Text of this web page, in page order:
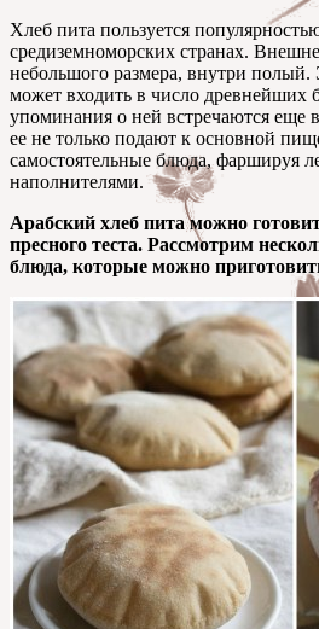
Хлеб пита пользуется
средиземноморских странах.
небольшого размера, внутри
может входить в число древнейших
упоминания о ней встречаются еще
ее не только подают к основной
самостоятельные блюда, фаршируя
наполнителями.
Арабский хлеб пита можно
пресного теста. Рассмотрим
блюда, которые можно